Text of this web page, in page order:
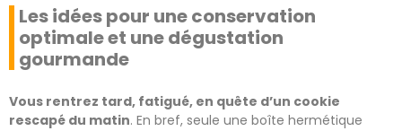
Les idées pour une conservation
optimale et une dégustation
gourmande
Vous rentrez tard, fatigué, en quête d’un cookie
rescapé du matin. En bref, seule une boîte hermétique